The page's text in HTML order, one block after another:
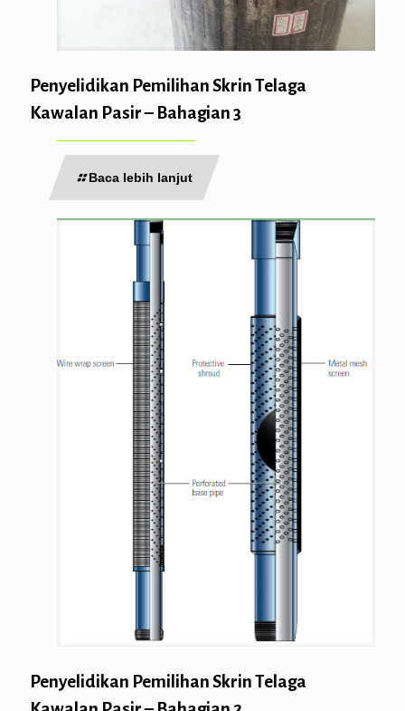
Penyelidikan Pemilihan Skrin Telaga
Kawalan Pasir – Bahagian 3
Baca lebih lanjut
Penyelidikan Pemilihan Skrin Telaga